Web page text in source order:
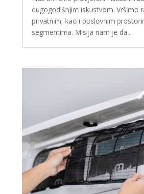
dugogodišnjim iskustvom. Vršimo
privatnim, kao i poslovnim
segmentima. Misija nam je da...